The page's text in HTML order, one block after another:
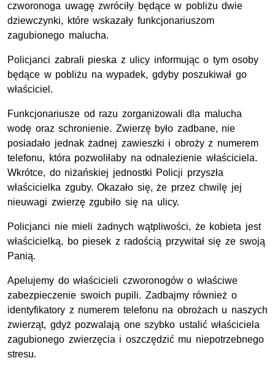
czworonoga uwagę zwróciły będące w pobliżu dwie
dziewczynki, które wskazały funkcjonariuszom
zagubionego malucha.
Policjanci zabrali pieska z ulicy informując o tym osoby
będące w pobliżu na wypadek, gdyby poszukiwał go
właściciel.
Funkcjonariusze od razu zorganizowali dla malucha
wodę oraz schronienie. Zwierzę było zadbane, nie
posiadało jednak żadnej zawieszki i obroży z numerem
telefonu, która pozwoliłaby na odnalezienie właściciela.
Wkrótce, do niżańskiej jednostki Policji przyszła
właścicielka zguby. Okazało się, że przez chwilę jej
nieuwagi zwierzę zgubiło się na ulicy.
Policjanci nie mieli żadnych wątpliwości, że kobieta jest
właścicielką, bo piesek z radością przywitał się ze swoją
Panią.
Apelujemy do właścicieli czworonogów o właściwe
zabezpieczenie swoich pupili. Zadbajmy również o
identyfikatory z numerem telefonu na obrożach u naszych
zwierząt, gdyż pozwalają one szybko ustalić właściciela
zagubionego zwierzęcia i oszczędzić mu niepotrzebnego
stresu.